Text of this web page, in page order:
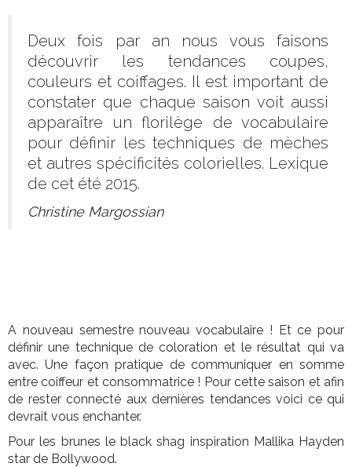
Deux fois par an nous vous faisons
découvrir les tendances coupes,
couleurs et coiffages. Il est important de
constater que chaque saison voit aussi
apparaître un florilège de vocabulaire
pour définir les techniques de mèches
et autres spécificités colorielles. Lexique
de cet été 2015.
Christine Margossian
A nouveau semestre nouveau vocabulaire ! Et ce pour
définir une technique de coloration et le résultat qui va
avec. Une façon pratique de communiquer en somme
entre coiffeur et consommatrice ! Pour cette saison et afin
de rester connecté aux dernières tendances voici ce qui
devrait vous enchanter.
Pour les brunes le black shag inspiration Mallika Hayden
star de Bollywood.